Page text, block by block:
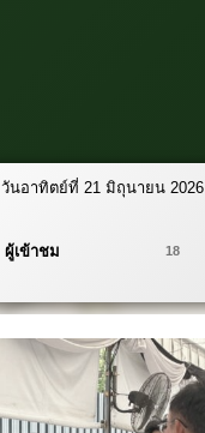
วันอาทิตย์ที่ 21 มิถุนายน 2026
ผู้เข้าชม 18